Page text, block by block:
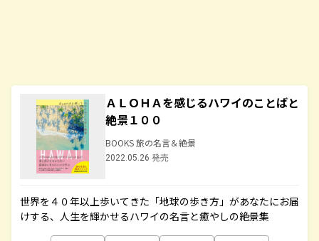
ＡＬＯＨＡを感じるハワイのことばと
絶景１００
BOOKS 旅の名言＆絶景
2022.05.26 発売
世界を４０年以上歩いてきた「地球の歩き方」があなたにお届
けする、人生を輝かせるハワイの名言と癒やしの絶景集